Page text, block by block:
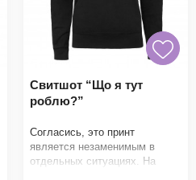
Свитшот “Що я тут
роблю?”
Согласись, это принт
является незаменимым в
отдельных ситуациях. На